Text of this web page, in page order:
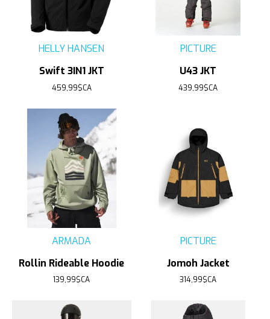
HELLY HANSEN
Swift 3IN1 JKT
459,99$CA
PICTURE
U43 JKT
439,99$CA
ARMADA
Rollin Rideable Hoodie
139,99$CA
PICTURE
Jomoh Jacket
314,99$CA